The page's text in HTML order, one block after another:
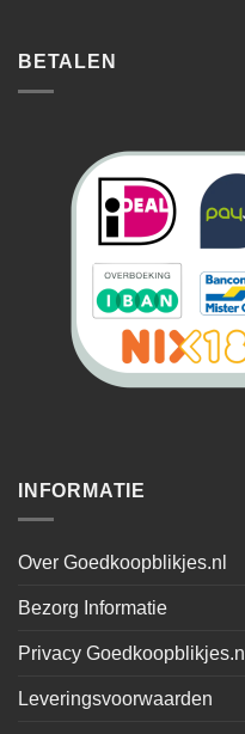
BETALEN
INFORMATIE
Over Goedkoopblikjes.nl
Bezorg Informatie
Privacy Goedkoopblikjes.nl
Leveringsvoorwaarden